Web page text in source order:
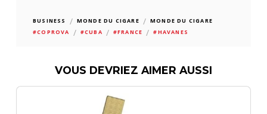
BUSINESS / MONDE DU CIGARE / MONDE DU CIGARE
#COPROVA
/ #CUBA / #FRANCE / #HAVANES
VOUS DEVRIEZ AIMER AUSSI